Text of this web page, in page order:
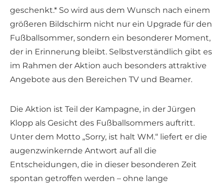
geschenkt.* So wird aus dem Wunsch nach einem
größeren Bildschirm nicht nur ein Upgrade für den
Fußballsommer, sondern ein besonderer Moment,
der in Erinnerung bleibt. Selbstverständlich gibt es
im Rahmen der Aktion auch besonders attraktive
Angebote aus den Bereichen TV und Beamer.
Die Aktion ist Teil der Kampagne, in der Jürgen
Klopp als Gesicht des Fußballsommers auftritt.
Unter dem Motto „Sorry, ist halt WM.“ liefert er die
augenzwinkernde Antwort auf all die
Entscheidungen, die in dieser besonderen Zeit
spontan getroffen werden – ohne lange